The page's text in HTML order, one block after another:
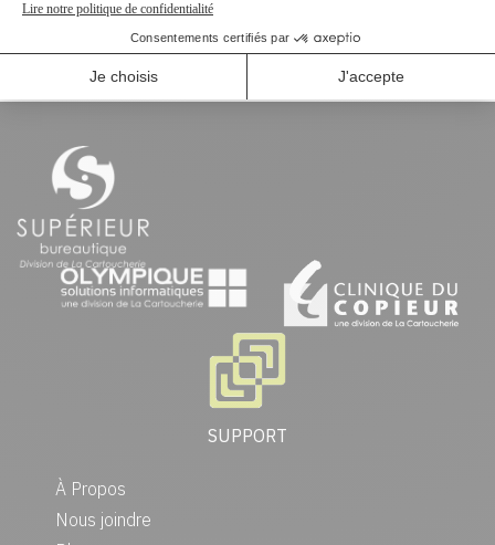
produits identiques et plus.
SUPPORT
À Propos
Nous joindre